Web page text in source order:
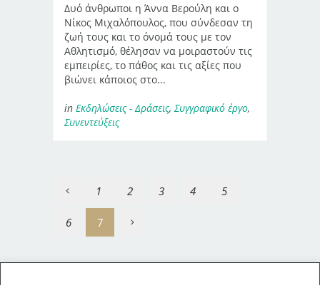
Δυό άνθρωποι η Άννα Βερούλη και ο
Νίκος Μιχαλόπουλος, που σύνδεσαν τη
ζωή τους και το όνομά τους με τον
Αθλητισμό, θέλησαν να μοιραστούν τις
εμπειρίες, το πάθος και τις αξίες που
βιώνει κάποιος στο...
in Εκδηλώσεις - Δράσεις, Συγγραφικό έργο,
Συνεντεύξεις
1 2 3 4 5
6 7